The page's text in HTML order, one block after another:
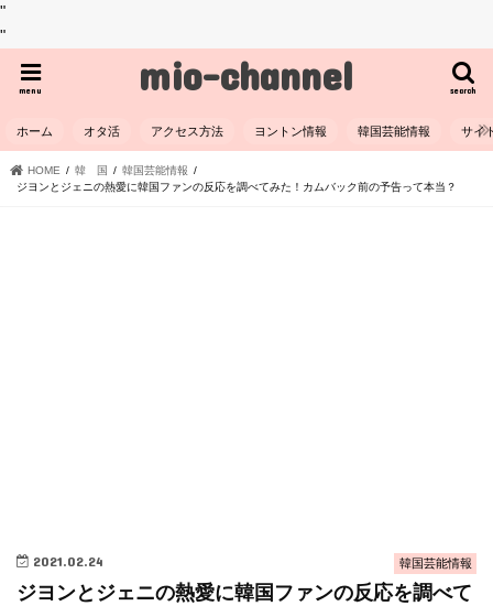
"
"
mio-channel search
menu
ホーム オタ活 アクセス方法 ヨントン情報 韓国芸能情報 サイ
HOME 韓 国
韓国芸能情報
ジヨンとジェニの熱愛に韓国ファンの反応を調べてみた！カムバック前の予告って本当？
韓国芸能情報
2021.02.24
ジヨンとジェニの熱愛に韓国ファンの反応を調べて